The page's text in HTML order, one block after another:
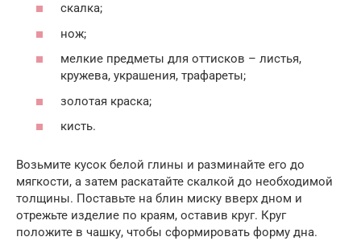
скалка;
нож;
мелкие предметы для оттисков – листья,
кружева, украшения, трафареты;
золотая краска;
кисть.
Возьмите кусок белой глины и разминайте его до
мягкости, а затем раскатайте скалкой до необходимой
толщины. Поставьте на блин миску вверх дном и
отрежьте изделие по краям, оставив круг. Круг
положите в чашку, чтобы сформировать форму дна.